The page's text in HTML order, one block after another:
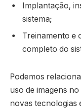
Implantação,
sistema;
Treinamento e
completo do
Podemos
uso de imagens
novas tecnologias